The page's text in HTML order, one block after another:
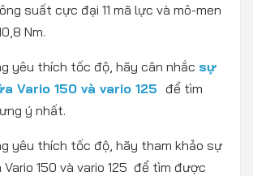
suất cực đại 11 mã lực và mô-men
Nm.
yêu thích tốc độ, hãy cân nhắc sự
Vario 150 và vario 125 để tìm
ý nhất.
yêu thích tốc độ, hãy tham khảo sự
150 và vario 125 để tìm được